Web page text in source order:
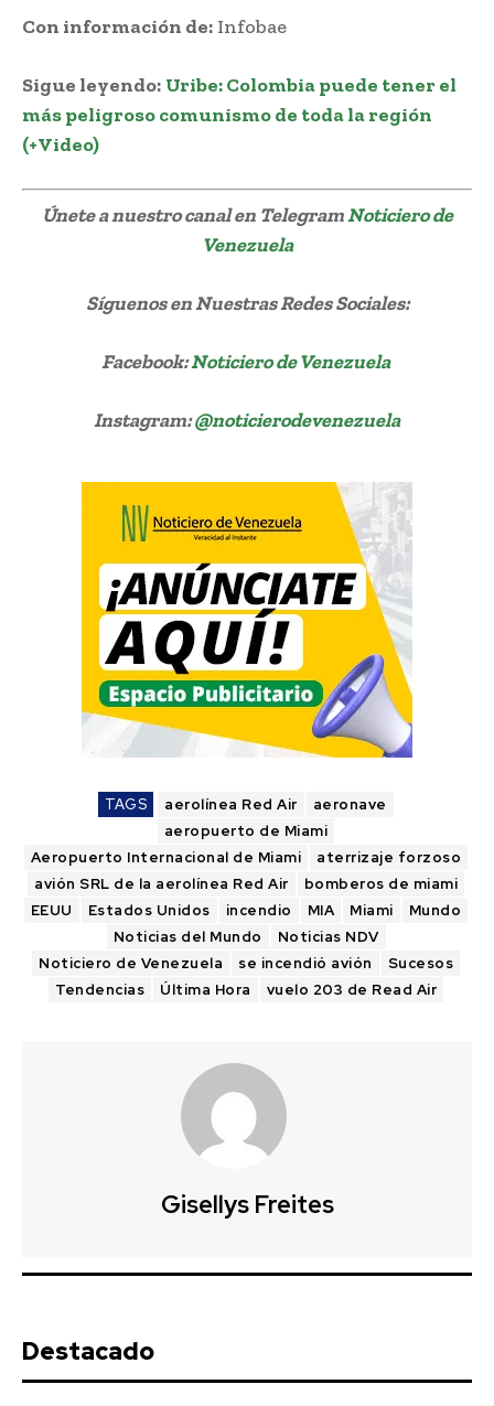
Con información de: Infobae
Sigue leyendo: Uribe: Colombia puede tener el
más peligroso comunismo de toda la región
(+Video)
Únete a nuestro canal en TelegramNoticiero de
Venezuela
Síguenosen Nuestras Redes Sociales:
Facebook:Noticiero de Venezuela
Instagram:@noticierodevenezuela
TAGS aerolínea Red Air
aeronave
aeropuerto de Miami
Aeropuerto Internacional de Miami
aterrizaje forzoso
avión SRL de la aerolínea Red Air
bomberos de miami
EEUU
Estados Unidos incendio MIA Miami
Mundo
Noticias del Mundo
Noticias NDV
Noticiero de Venezuela
se incendió avión
Sucesos
Tendencias
Última Hora vuelo 203 de Read Air
Gisellys Freites
Destacado